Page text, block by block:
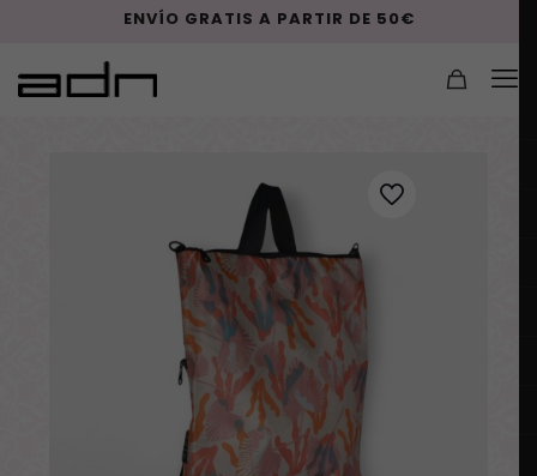
ENVÍO GRATIS A PARTIR DE 50€